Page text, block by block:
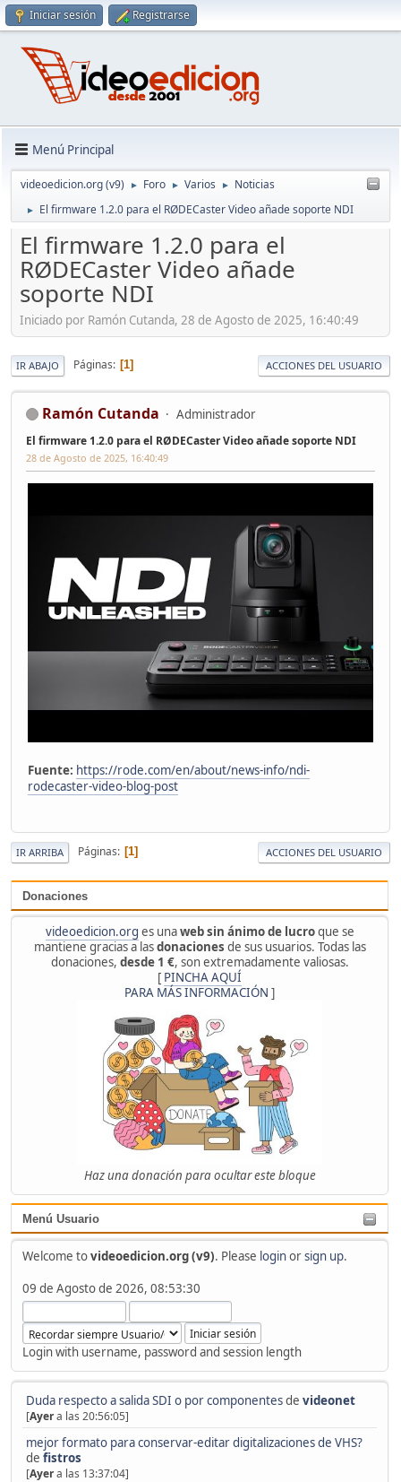
Iniciar sesión Registrarse
Menú Principal
videoedicion.org (v9) ► Foro ► Varios ► Noticias
► El firmware 1.2.0 para el RØDECaster Video añade soporte NDI
Donaciones
videoedicion.org es unaweb sin ánimo de lucroque se
mantiene gracias a lasdonaciones de sus usuarios. Todas las
donaciones, desde 1 €, son extremadamente valiosas.
[ PINCHA AQUÍ
PARA MÁS INFORMACIÓN ]
Haz una donación para ocultar este bloque
Menú Usuario
Welcome tovideoedicion.org (v9). Please loginorsign up.
09 de Agosto de 2026, 08:53:30
Login with username, password and session length
Duda respecto a salida SDI o por componentesde videonet
[Ayera las 20:56:05]
mejor formato para conservar-editar digitalizaciones de VHS?
de fistros
[Ayera las 13:37:04]
El firmware 1.2.0 para el
RØDECaster Video añade
soporte NDI
Iniciado por Ramón Cutanda, 28 de Agosto de 2025, 16:40:49
IR ABAJO Páginas 1 ACCIONES DEL USUARIO
Ramón Cutanda Administrador
El firmware 1.2.0 para el RØDECaster Video añade soporte NDI
28 de Agosto de 2025, 16:40:49
Fuente: https://rode.com/en/about/news-info/ndi-
rodecaster-video-blog-post
IR ARRIBA Páginas 1 ACCIONES DEL USUARIO